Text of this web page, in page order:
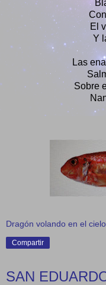
El
Y
Las
Sobre
Dragón volando en el cielo
Compartir
SAN